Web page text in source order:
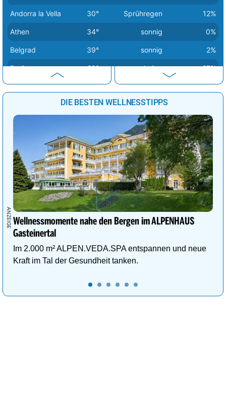
Andorra la Vella 30° Sprühregen 12%
Athen 34° sonnig 0%
Belgrad 39° sonnig 2%
Berlin 29° heiter 27%
Bern 34° Sprühregen 18%
36° heiter
bedeckt 85%
39° sonnig 18%
Bukarest 38° sonnig 3%
Chisinau 36° sonnig 9%
Dublin 17° sonnig 36%
Helsinki 19° Regenschauer 60%
Kiew
Kopenhagen 22° wolkig 37%
37°
DIE BESTEN WELLNESSTIPPS
Wellnessmomente nahe den Bergen im ALPENHAUS
Gasteinertal
Im 2.000 m² ALPEN.VEDA.SPA entspannen und neue
Kraft im Tal der Gesundheit tanken.